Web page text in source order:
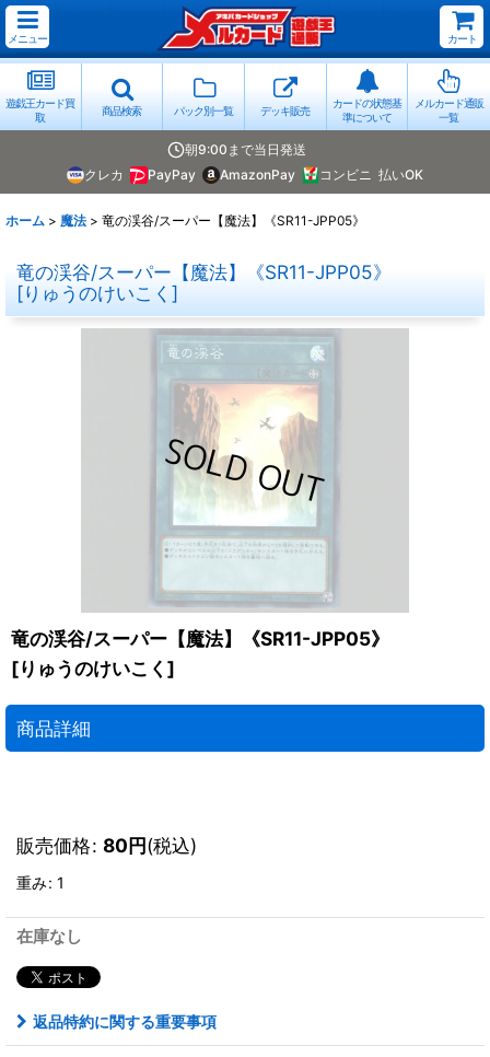
メニュー カート
遊戯王カード買
取
商品検索 パック別一覧 デッキ販売
カードの状態基
準について
メルカード通販
一覧
朝9:00まで当日発送
クレカ
PayPay AmazonPay コンビニ 払いOK
ホーム > 魔法 > 竜の渓谷/スーパー【魔法】《SR11-JPP05》
竜の渓谷/スーパー【魔法】《SR11-JPP05》
[りゅうのけいこく ]
竜の渓谷/スーパー【魔法】《SR11-JPP05》
[りゅうのけいこく ]
商品詳細
販売価格: 80円(税込)
重み: 1
在庫なし
返品特約に関する重要事項